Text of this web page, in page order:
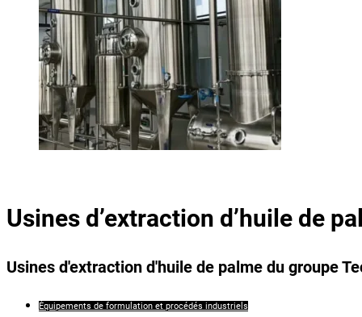
Usines d’extraction d’huile de
Usines d'extraction d'huile de palme du groupe
Équipements de formulation et procédés industriels